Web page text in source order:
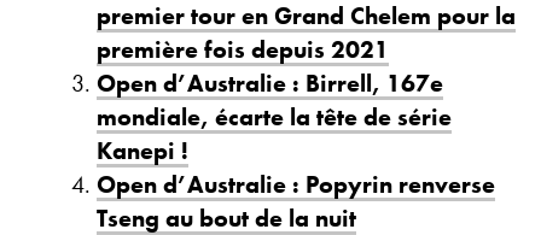
premier tour en Grand Chelem pour la
première fois depuis 2021
Open d’Australie : Birrell, 167e
mondiale, écarte la tête de série
Kanepi !
Open d’Australie : Popyrin renverse
Tseng au bout de la nuit